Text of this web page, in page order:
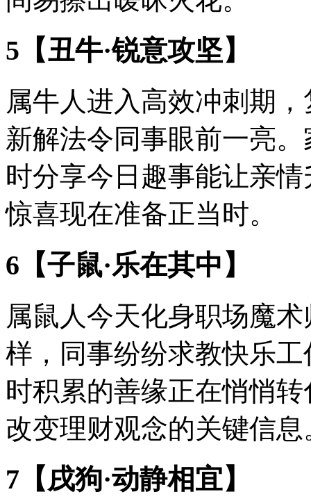
5【丑牛·锐意攻坚】
属牛人进入高效冲刺期
新解法令同事眼前一亮
时分享今日趣事能让亲
惊喜现在准备正当时。
6【子鼠·乐在其中】
属鼠人今天化身职场魔
样，同事纷纷求教快乐
时积累的善缘正在悄悄
改变理财观念的关键信息
7【戌狗·动静相宜】